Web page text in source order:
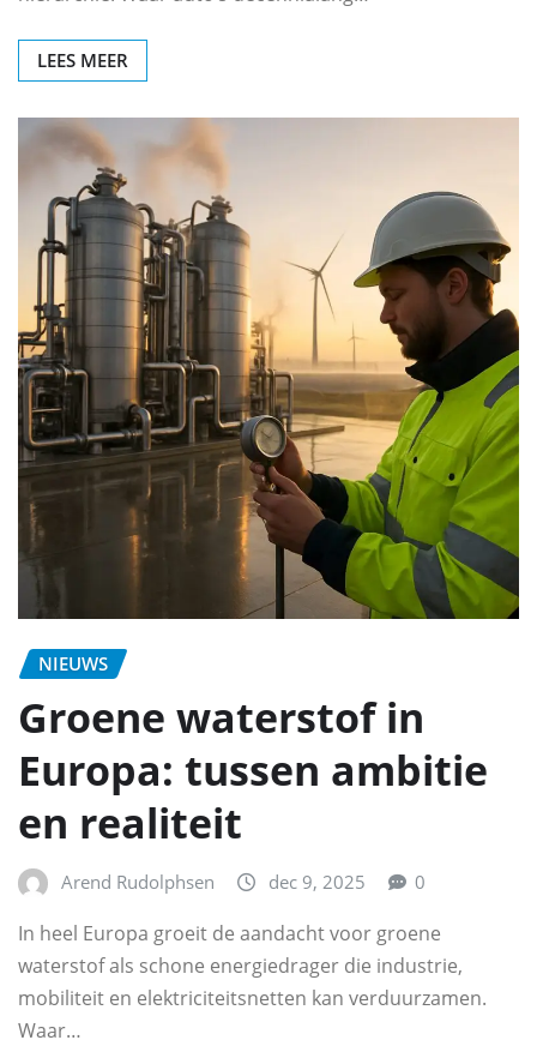
LEES MEER
NIEUWS
Groene waterstof in
Europa: tussen ambitie
en realiteit
Arend Rudolphsen dec 9, 2025 0
In heel Europa groeit de aandacht voor groene
waterstof als schone energiedrager die industrie,
mobiliteit en elektriciteitsnetten kan verduurzamen.
Waar…